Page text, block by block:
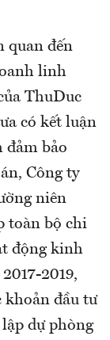
quan đến
linh
ThuDuc
có kết luận
đảm bảo
Công ty
niên
toàn bộ chi
động kinh
2019,
khoản đầu tư
dự phòng